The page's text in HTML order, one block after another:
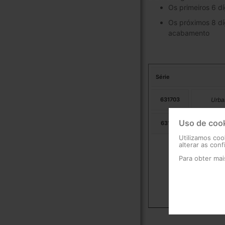
Os primeiros 6
Os próximos 8
acabamento
Série
631703
631713 Uso de
Utilizamos
alterar as
Para obter